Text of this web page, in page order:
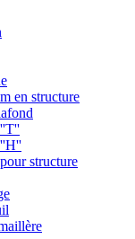
en structure
structure